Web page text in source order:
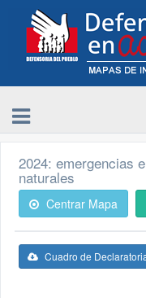
2024: emergencias
naturales
Centrar Mapa
Cuadro de